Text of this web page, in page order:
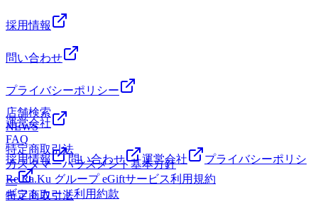
採用情報
問い合わせ
プライバシーポリシー
運営会社
特定商取引法
カスタマーハラスメント基本方針
Re.Ra.Ku グループ eGiftサービス利用規約
ギフトカード利用約款
店舗検索
NEWS
FAQ
採用情報
問い合わせ 運営会社
プライバシーポリシ
ー
特定商取引法